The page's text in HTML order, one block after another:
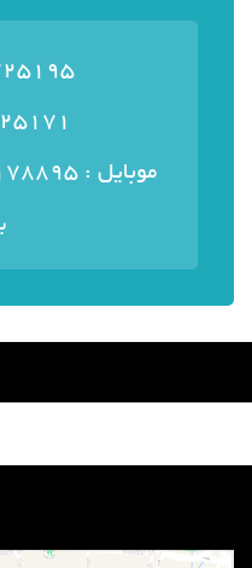
- 021
-021
موبایل : ۰۹۱۲۸۱۷۸۸۹۵